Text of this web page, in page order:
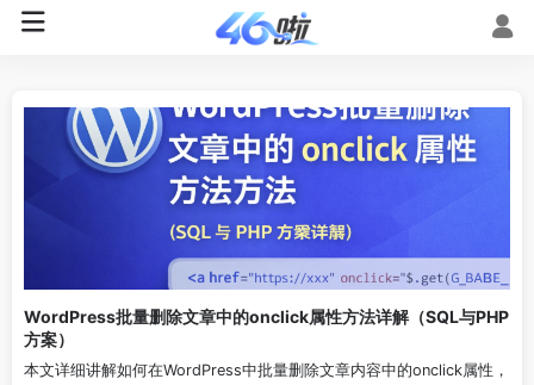
WordPress批量删除文章中的onclick属性方法详解（SQL与PHP
方案）
本文详细讲解如何在WordPress中批量删除文章内容中的onclick属性，